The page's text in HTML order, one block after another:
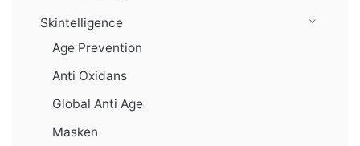
Skintelligence
Age Prevention
Anti Oxidans
Global Anti Age
Masken